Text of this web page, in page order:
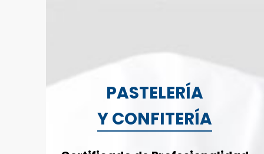
PASTELERÍA
Y CONFITERÍA